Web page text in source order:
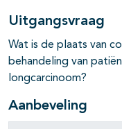
open- en
open- en
open- en
Uitgangsvraag
Wat is de plaats van
behandeling van
longcarcinoom?
Aanbeveling